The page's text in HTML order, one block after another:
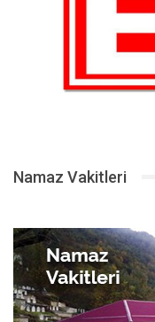
Namaz Vakitleri